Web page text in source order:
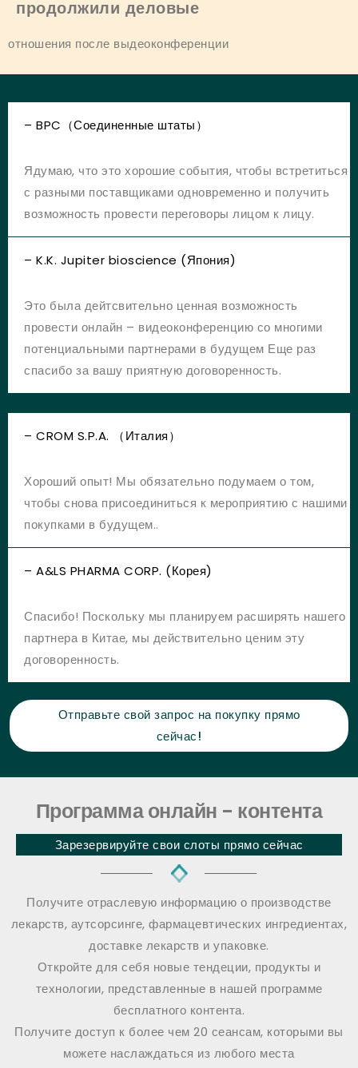
продолжили деловые
отношения после выдеоконференции
– BPC（Соединенные штаты）
Ядумаю, что это хорошие события, чтобы встретиться
с разными поставщиками одновременно и получить
возможность провести переговоры лицом к лицу.
– K.K. Jupiter bioscience (Япония)
Это была дейтсвительно ценная возможность
провести онлайн – видеоконференцию со многими
потенциальными партнерами в будущем Еще раз
спасибо за вашу приятную договоренность.
– CROM S.P.A. （Италия）
Хороший опыт! Мы обязательно подумаем о том,
чтобы снова присоединиться к мероприятию с нашими
покупками в будущем..
– A&LS PHARMA CORP. (Корея)
Спасибо! Поскольку мы планируем расширять нашего
партнера в Китае, мы действительно ценим эту
договоренность.
Отправьте свой запрос на покупку прямо
сейчас!
Программа онлайн - контента
Зарезервируйте свои слоты прямо сейчас
Получите отраслевую информацию о производстве
лекарств, аутсорсинге, фармацевтических ингредиентах,
доставке лекарств и упаковке.
Откройте для себя новые тендеции, продукты и
технологии, представленные в нашей программе
бесплатного контента.
Получите доступ к более чем 20 сеансам, которыми вы
можете наслаждаться из любого места